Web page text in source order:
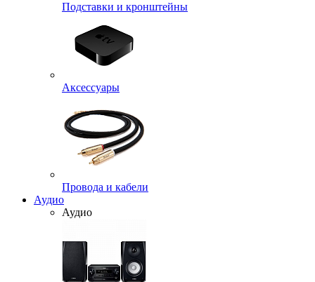
Подставки и кронштейны
Аксессуары
Провода и кабели
Аудио
Аудио